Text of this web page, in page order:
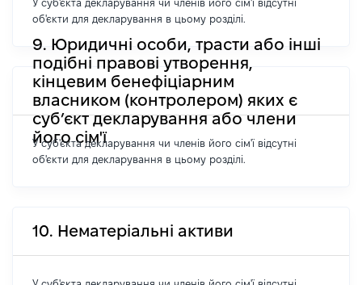
У суб'єкта декларування чи членів його сім'ї відсутні
об'єкти для декларування в цьому розділі.
9. Юридичні особи, трасти або інші
подібні правові утворення,
кінцевим бенефіціарним
власником (контролером) яких є
суб’єкт декларування або члени
його сім'ї
У суб'єкта декларування чи членів його сім'ї відсутні
об'єкти для декларування в цьому розділі.
10. Нематеріальні активи